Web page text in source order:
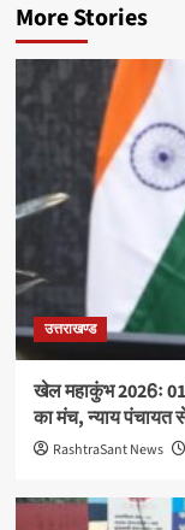
More Stories
उत्तराखण्ड
खेल महाकुंभ 2026ः 01
का मंच, न्याय पंचायत
RashtraSant News